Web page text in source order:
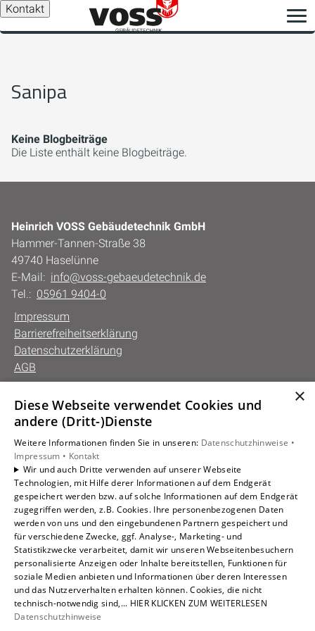
Kontakt
Sanipa
Keine Blogbeiträge
Die Liste enthält keine Blogbeiträge.
Heinrich VOSS Gebäudetechnik GmbH
Hammer-Tannen-Straße 38
49740 Haselünne
E-Mail: info@voss-gebaeudetechnik.de
Tel.: 05961 9404-0
Impressum
Barrierefreiheitserklärung
Datenschutzerklärung
AGB
Unsere Bereiche
Gewerbekunden
Karriere
Unternehmen
Kontakt
×
Diese Webseite verwendet Cookies und
andere (Dritt-)Dienste
Weitere Informationen finden Sie in unseren: Datenschutzhinweise •
Impressum • Kontakt
Wir und auch Dritte verwenden auf unserer Webseite
Technologien, mit Hilfe derer Informationen auf dem Endgerät
gespeichert werden bzw. auf solche Informationen auf dem Endgerät
zugegriffen werden, z.B. Cookies. Ihre personenbezogenen Daten
werden von uns und den eingebundenen Partnern gespeichert und
für verschiedene Zwecke, ggf. Analyse-, Marketing- und
Statistikzwecke verarbeitet, damit wir unseren Webseitenbesuchern
personalisierte Anzeigen oder Inhalte bereitstellen, Funktionen für
soziale Medien anbieten und Informationen über deren Interessen
und das Nutzerverhalten erhalten können. Cookies, die nicht
technisch-notwendig sind,... HIER KLICKEN ZUM WEITERLESEN
Datenschutzhinweise